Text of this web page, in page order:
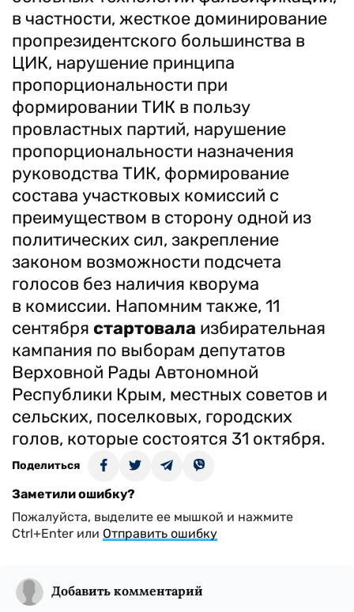
в частности, жесткое доминирование
пропрезидентского большинства в
ЦИК, нарушение принципа
пропорциональности при
формировании ТИК в пользу
провластных партий, нарушение
пропорциональности назначения
руководства ТИК, формирование
состава участковых комиссий с
преимуществом в сторону одной из
политических сил, закрепление
законом возможности подсчета
голосов без наличия кворума
в комиссии. Напомним также, 11
сентября стартовала избирательная
кампания по выборам депутатов
Верховной Рады Автономной
Республики Крым, местных советов и
сельских, поселковых, городских
голов, которые состоятся 31 октября.
Поделиться
Заметили ошибку?
Пожалуйста, выделите ее мышкой и нажмите
Ctrl+Enter или Отправить ошибку
Добавить комментарий